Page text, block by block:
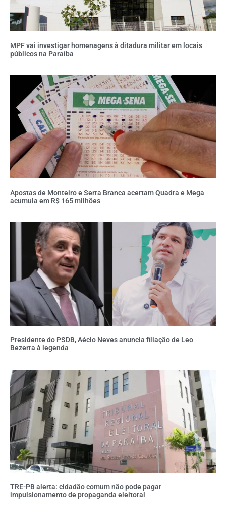
MPF vai investigar homenagens à ditadura militar em locais
públicos na Paraíba
Apostas de Monteiro e Serra Branca acertam Quadra e Mega
acumula em R$ 165 milhões
Presidente do PSDB, Aécio Neves anuncia filiação de Leo
Bezerra à legenda
TRE-PB alerta: cidadão comum não pode pagar
impulsionamento de propaganda eleitoral